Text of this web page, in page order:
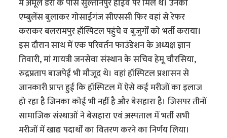
में अमूल डेरी के पास सुल्तानपुर हाईवे पर मिले थे। उनको
एम्बुलेंस बुलाकर गोसाईगंज सीएससी फिर वहां से रेफर
कराकर बलरामपुर हॉस्पिटल पहुंचे व बुजुर्गों को भर्ती कराया।
इस दौरान साथ में एक परिवर्तन फाउंडेशन के अध्यक्ष ज्ञान
तिवारी, मां गायत्री जनसेवा संस्थान के सचिव हेमू चौरसिया,
रुद्रप्रताप बाजपेई भी मौजूद थे। वहां हॉस्पिटल प्रशासन से
जानकारी प्राप्त हुई कि हॉस्पिटल में ऐसे कई मरीजों का इलाज
हो रहा है जिनका कोई भी नहीं है और बेसहारा है। जिसपर तीनों
सामाजिक संस्थाओं ने बेसहारा एवं अस्पताल में भर्ती सभी
मरीजों में खाद्य पदार्थों का वितरण करने का निर्णय लिया।